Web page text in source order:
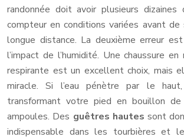
randonnée doit avoir plusieurs
compteur en conditions variées avant de
longue distance. La deuxième erreur
l’impact de l’humidité. Une chaussure
respirante est un excellent choix, mais
miracle. Si l’eau pénètre par le
transformant votre pied en bouillon
ampoules. Des guêtres hautes sont
indispensable dans les tourbières et